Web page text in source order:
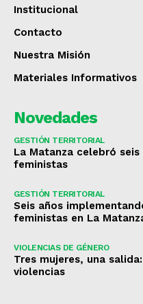
Institucional
Contacto
Nuestra Misión
Materiales Informativos
Novedades
GESTIÓN TERRITORIAL
La Matanza celebró
feministas
GESTIÓN TERRITORIAL
Seis años
feministas en La
VIOLENCIAS DE GÉNERO
Tres mujeres, una
violencias